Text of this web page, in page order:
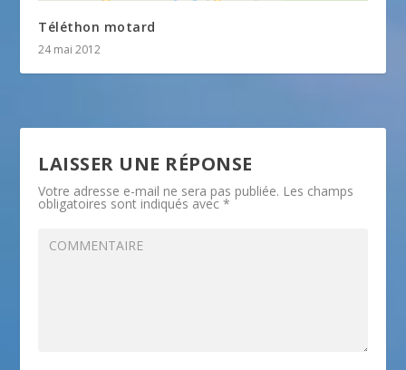
Téléthon motard
24 mai 2012
LAISSER UNE RÉPONSE
Votre adresse e-mail ne sera pas publiée. Les champs
obligatoires sont indiqués avec*